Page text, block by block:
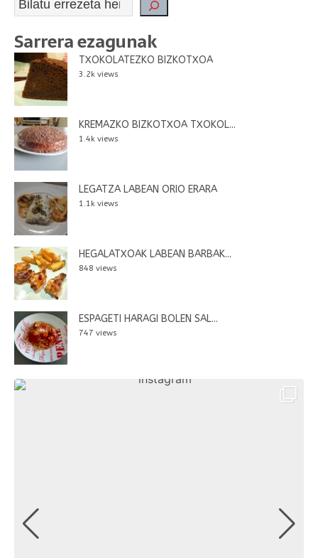
Sarrera ezagunak
TXOKOLATEZKO BIZKOTXOA
3.2k views
KREMAZKO BIZKOTXOA TXOKOL...
1.4k views
LEGATZA LABEAN ORIO ERARA
1.1k views
HEGALATXOAK LABEAN BARBAK...
848 views
ESPAGETI HARAGI BOLEN SAL...
747 views